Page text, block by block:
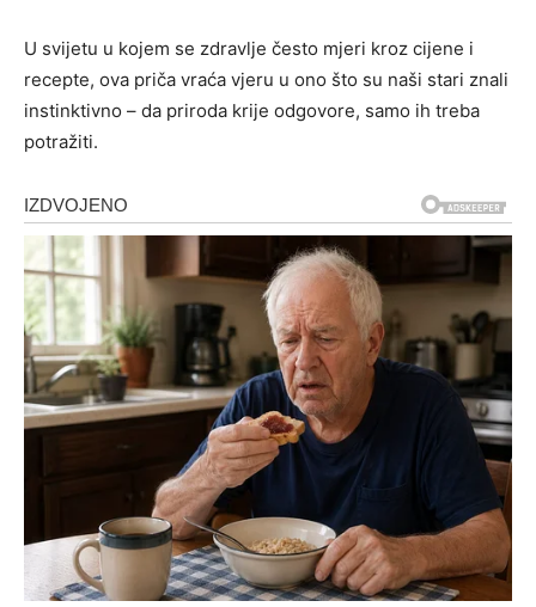
U svijetu u kojem se zdravlje često mjeri kroz cijene i
recepte, ova priča vraća vjeru u ono što su naši stari znali
instinktivno – da priroda krije odgovore, samo ih treba
potražiti.